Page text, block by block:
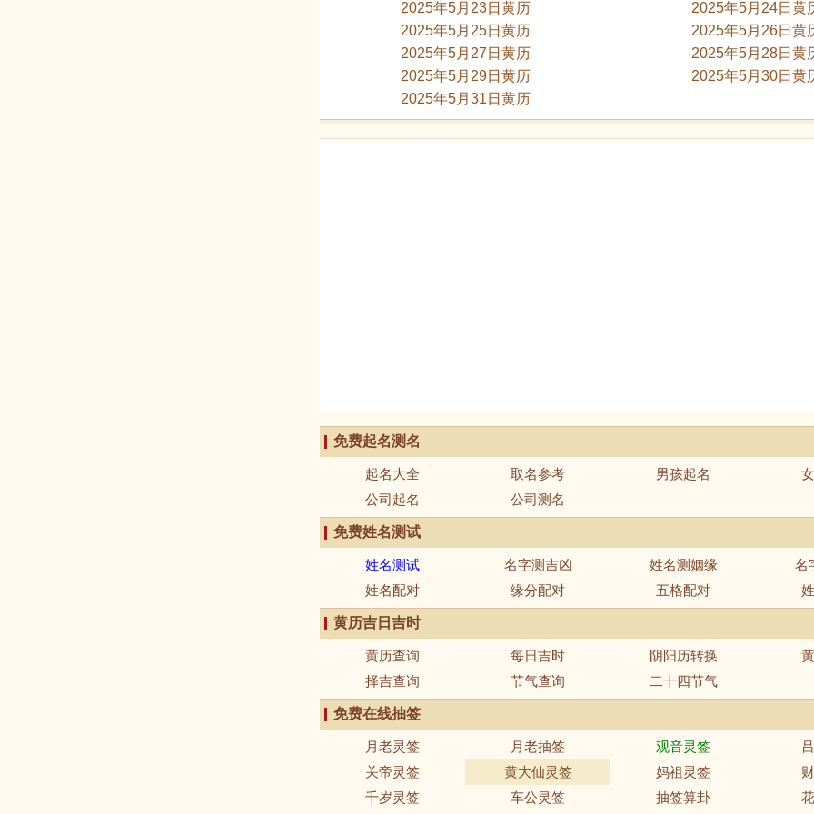
2025年5月23日黄历
2025年5月24日黄
2025年5月25日黄历
2025年5月26日黄
2025年5月27日黄历
2025年5月28日黄
2025年5月29日黄历
2025年5月30日黄
2025年5月31日黄历
免费起名测名
起名大全 取名参考 男孩起名
公司起名
公司测名
免费姓名测试
姓名测试 名字测吉凶 姓名测姻缘
名
姓名配对
缘分配对 五格配对
黄历吉日吉时
黄历查询 每日吉时 阴阳历转换
择吉查询
节气查询 二十四节气
免费在线抽签
月老灵签 月老抽签 观音灵签
关帝灵签
黄大仙灵签 妈祖灵签
千岁灵签
车公灵签 抽签算卦